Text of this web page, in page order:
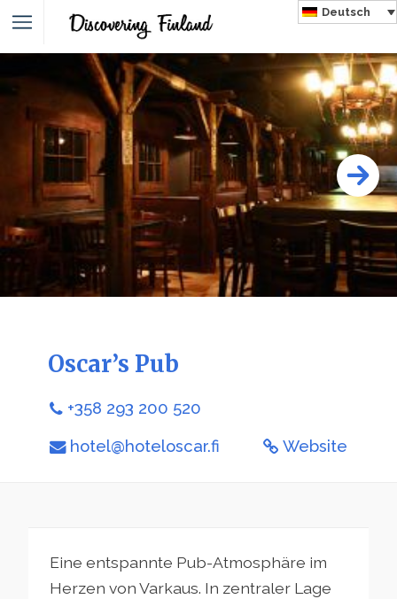
Deutsch
Oscar’s Pub
+358 293 200 520
hotel@hoteloscar.fi Website
Eine entspannte Pub-Atmosphäre im
Herzen von Varkaus. In zentraler Lage